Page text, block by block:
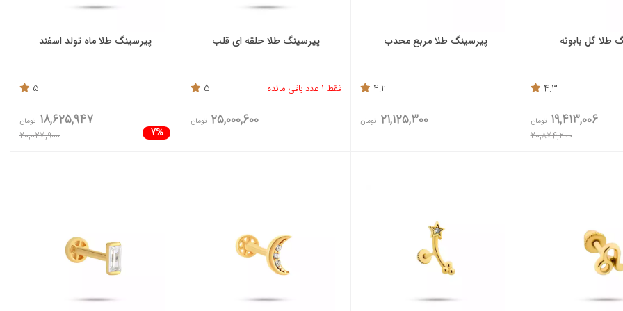
طلا گل بابونه
4.3
19,413,006 تومان
20,874,200
پیرسینگ طلا مربع محدب
4.2
21,125,300 تومان
پیرسینگ طلا حلقه ای قلب
فقط 1 عدد باقی مانده 5
25,000,600 تومان
پیرسینگ طلا ماه تولد اسفند
5
7%
18,625,947 تومان
20,027,900